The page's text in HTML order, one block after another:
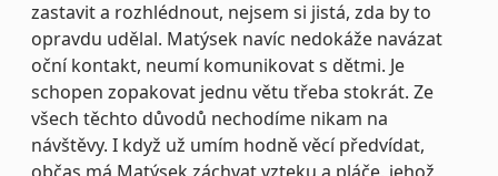
zastavit a rozhlédnout, nejsem si jistá, zda by to
opravdu udělal. Matýsek navíc nedokáže navázat
oční kontakt, neumí komunikovat s dětmi. Je
schopen zopakovat jednu větu třeba stokrát. Ze
všech těchto důvodů nechodíme nikam na
návštěvy. I když už umím hodně věcí předvídat,